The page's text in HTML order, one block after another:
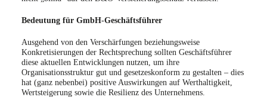
Bedeutung für GmbH-Geschäftsführer
Ausgehend von den Verschärfungen beziehungsweise
Konkretisierungen der Rechtsprechung sollten Geschäftsführer
diese aktuellen Entwicklungen nutzen, um ihre
Organisationsstruktur gut und gesetzeskonform zu gestalten – dies
hat (ganz nebenbei) positive Auswirkungen auf Werthaltigkeit,
Wertsteigerung sowie die Resilienz des Unternehmens.